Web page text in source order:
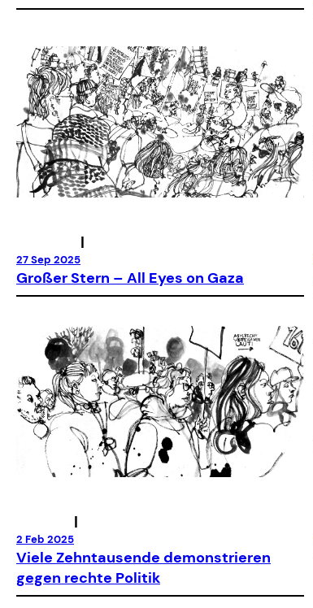
27 Sep 2025
|
Großer Stern – All Eyes on Gaza
2 Feb 2025
|
Viele Zehntausende demonstrieren
gegen rechte Politik